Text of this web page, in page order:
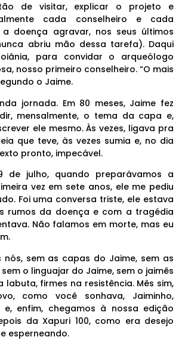
de visitar, explicar o projeto e
cada conselheiro e cada
doença agravar, nos seus últimos
abriu mão dessa tarefa). Daqui
para convidar o arqueólogo
nosso primeiro conselheiro. “O mais
o Jaime.
jornada. Em 80 meses, Jaime fez
mensalmente, o tema da capa e,
ele mesmo. Às vezes, ligava pra
que teve, às vezes sumia e, no dia
pronto, impecável.
de julho, quando preparávamos a
vez em sete anos, ele me pediu
Foi uma conversa triste, ele estava
rumos da doença e com a tragédia
Não falamos em morte, mas eu
nós, sem as capas do Jaime, sem as
o linguajar do Jaime, sem o jaimês
labuta, firmes na resistência. Mês sim,
como você sonhava, Jaiminho,
enfim, chegamos à nossa edição
da Xapuri 100, como era desejo
esperneando.